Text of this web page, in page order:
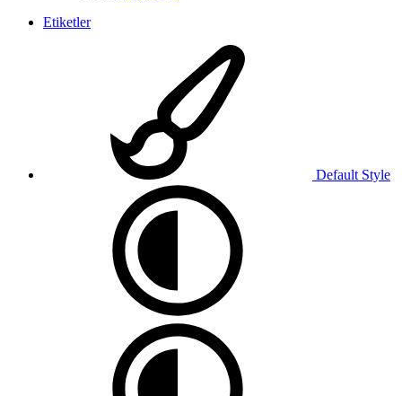
Etiketler
Default Style